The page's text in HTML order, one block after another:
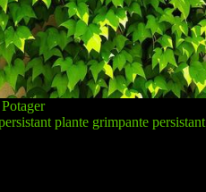
Potager
plante grimpante persistant